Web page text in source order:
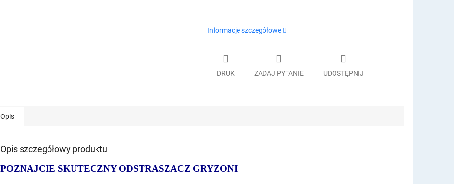
Informacje szczegółowe
DRUK ZADAJ PYTANIE UDOSTĘPNIJ
Opis
Opis szczegółowy produktu
POZNAJCIE SKUTECZNY ODSTRASZACZ GRYZONI